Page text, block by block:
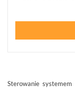
Sterowanie systemem